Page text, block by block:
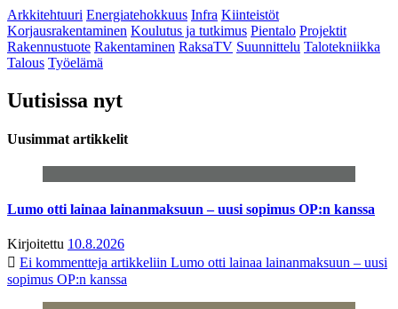
Arkkitehtuuri Energiatehokkuus Infra Kiinteistöt
Korjausrakentaminen Koulutus ja tutkimus Pientalo Projektit
Rakennustuote Rakentaminen RaksaTV Suunnittelu Talotekniikka
Talous Työelämä
Uutisissa nyt
Uusimmat artikkelit
Lumo otti lainaa lainanmaksuun – uusi sopimus OP:n kanssa
Kirjoitettu 10.8.2026
Ei kommentteja artikkeliin Lumo otti lainaa lainanmaksuun – uusi
sopimus OP:n kanssa